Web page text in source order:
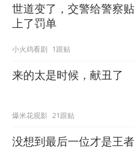
世道变了，交警给警察贴
上了罚单
小火鸡看剧 1跟贴
来的太是时候，献丑了
爆米花观影 21跟贴
没想到最后一位才是王者